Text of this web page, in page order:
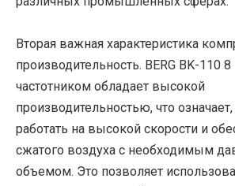
Вторая важная характеристика
производительность. BERG BK-110
частотником обладает высокой
производительностью, что
работать на высокой скорости и
сжатого воздуха с необходимым
объемом. Это позволяет